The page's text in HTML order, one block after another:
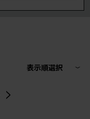
表示順選択
>